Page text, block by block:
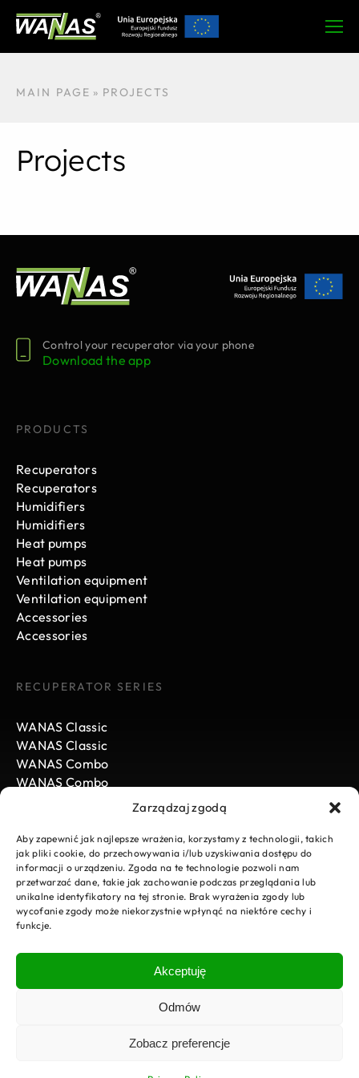
Zarządzaj zgodą
Aby zapewnić jak najlepsze wrażenia, korzystamy z technologii, takich
jak pliki cookie, do przechowywania i/lub uzyskiwania dostępu do
informacji o urządzeniu. Zgoda na te technologie pozwoli nam
przetwarzać dane, takie jak zachowanie podczas przeglądania lub
unikalne identyfikatory na tej stronie. Brak wyrażenia zgody lub
wycofanie zgody może niekorzystnie wpłynąć na niektóre cechy i
funkcje.
Akceptuję
Odmów
Zobacz preferencje
Contact us, we will be happy to advise
you which choice will bring you the
most benefits.
MAIN PAGE » PROJECTS
Projects
Control your recuperator via your phone
Download the app
PRODUCTS
Recuperators
Recuperators
Humidifiers
Humidifiers
Heat pumps
Heat pumps
Ventilation equipment
Ventilation equipment
Accessories
Accessories
RECUPERATOR SERIES
WANAS Classic
WANAS Classic
WANAS Combo
WANAS Combo
WANAS
News
Carrier
Service request